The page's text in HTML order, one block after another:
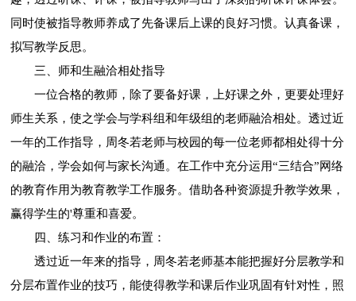
同时使被指导教师养成了先备课后上课的良好习惯。认真备课，
拟写教学反思。
三、师和生融洽相处指导
一位合格的教师，除了要备好课，上好课之外，更要处理好
师生关系，使之学会与学科组和年级组的老师融洽相处。透过近
一年的工作指导，周冬若老师与校园的每一位老师都相处得十分
的融洽，学会如何与家长沟通。在工作中充分运用“三结合”网络
的教育作用为教育教学工作服务。借助各种资源提升教学效果，
赢得学生的'尊重和喜爱。
四、练习和作业的布置：
透过近一年来的指导，周冬若老师基本能把握好分层教学和
分层布置作业的技巧，能使得教学和课后作业巩固有针对性，照